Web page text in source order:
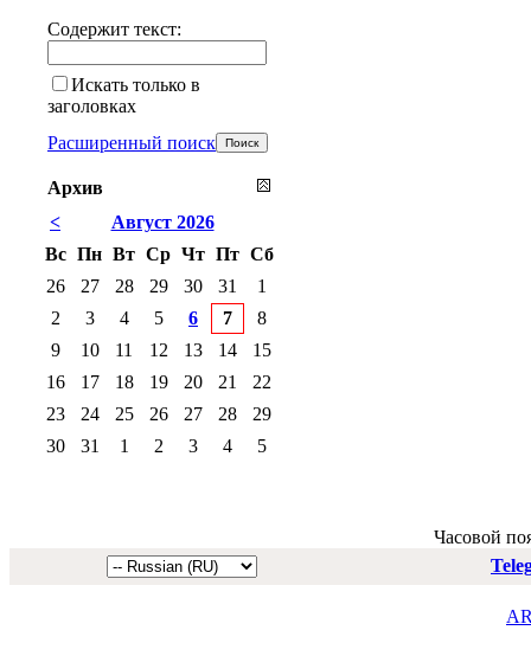
Содержит текст:
Искать только в
заголовках
Расширенный поиск
Архив
<
Август 2026
Вс Пн Вт Ср Чт Пт Сб
26
27 28 29 30 31
1
2
3 4 5 6 7
8
9
10 11 12 13 14
15
16
17 18 19 20 21
22
23
24 25 26 27 28
29
30
31 1 2 3 4 5
Часовой